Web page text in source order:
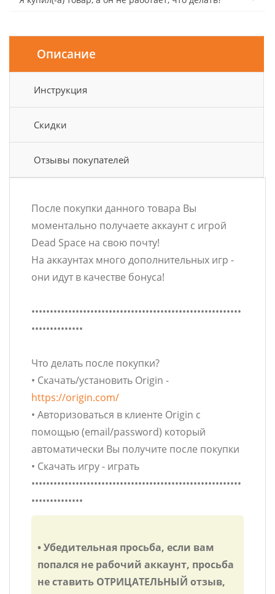
Описание
Инструкция
Скидки
Отзывы покупателей
После покупки данного товара Вы
моментально получаете аккаунт с игрой
Dead Space на свою почту!
На аккаунтах много дополнительных игр -
они идут в качестве бонуса!
•••••••••••••••••••••••••••••••••••••••••••••••••••••••••
••••••••••••••
Что делать после покупки?
• Скачать/установить Origin -
https://origin.com/
• Авторизоваться в клиенте Origin с
помощью (email/password) который
автоматически Вы получите после покупки
• Скачать игру - играть
•••••••••••••••••••••••••••••••••••••••••••••••••••••••••
••••••••••••••
• Убедительная просьба, если вам
попался не рабочий аккаунт, просьба
не ставить ОТРИЦАТЕЛЬНЫЙ отзыв,